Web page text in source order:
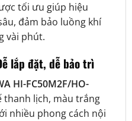
tối ưu giúp hiệu
đảm bảo luồng khí
vài phút.
lắp đặt, dễ bảo trì
HI-FC50M2F/HO-
thanh lịch, màu trắng
nhiều phong cách nội